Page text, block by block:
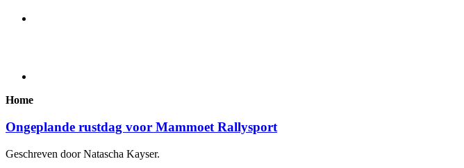
Home
Ongeplande rustdag voor Mammoet Rallysport
Geschreven door Natascha Kayser.